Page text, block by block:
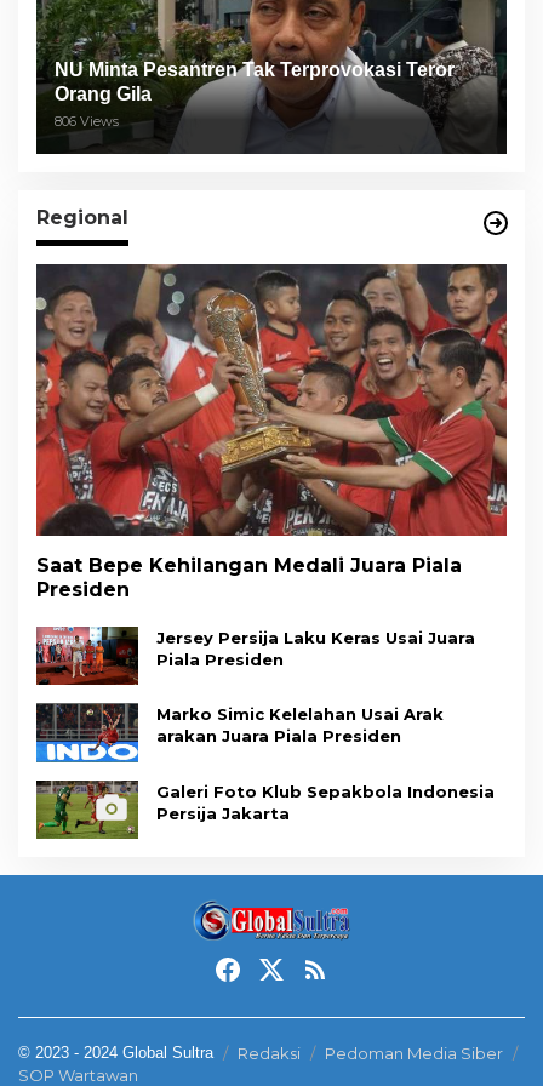
NU Minta Pesantren Tak Terprovokasi Teror
Orang Gila
806 Views
Regional
Saat Bepe Kehilangan Medali Juara Piala
Presiden
Jersey Persija Laku Keras Usai Juara
Piala Presiden
Marko Simic Kelelahan Usai Arak
arakan Juara Piala Presiden
Galeri Foto Klub Sepakbola Indonesia
Persija Jakarta
© 2023 - 2024 Global Sultra Redaksi
Pedoman Media Siber
SOP Wartawan